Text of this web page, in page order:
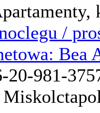
/
Bea
20-981-